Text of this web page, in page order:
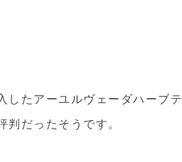
したアーユルヴェーダハーブテ
だったそうです。